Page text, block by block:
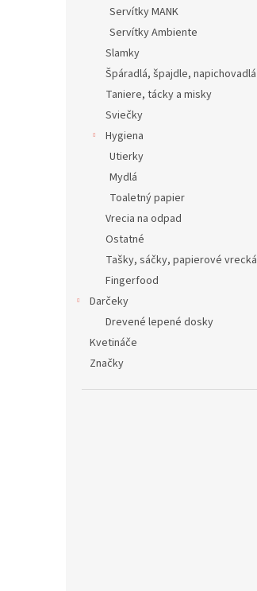
Servítky MANK
Servítky Ambiente
Slamky
Špáradlá, špajdle, napichovadlá
Taniere, tácky a misky
Sviečky
Hygiena
Utierky
Mydlá
Toaletný papier
Vrecia na odpad
Ostatné
Tašky, sáčky, papierové vrecká
Fingerfood
Darčeky
Drevené lepené dosky
Kvetináče
Značky